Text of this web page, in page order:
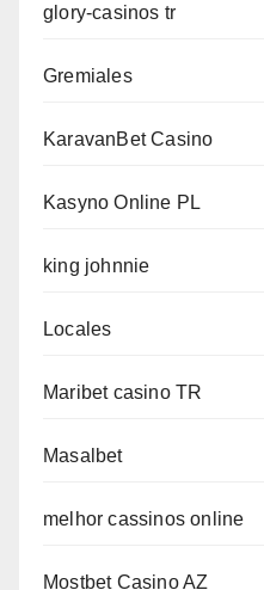
glory-casinos tr
Gremiales
KaravanBet Casino
Kasyno Online PL
king johnnie
Locales
Maribet casino TR
Masalbet
melhor cassinos online
Mostbet Casino AZ